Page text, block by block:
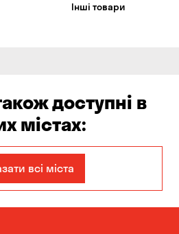
Інші товари
доступні в
містах:
Бабурка
всі міста